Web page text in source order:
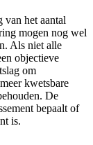
van het aantal
mogen nog wel
Als niet alle
objectieve
om
kwetsbare
De
bepaalt of
is.